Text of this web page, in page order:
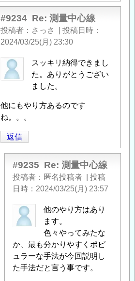
#9234 Re: 測量中心線
投稿者 さっさ
投稿日時
2024/03/25(月) 23:30
匿
名
者
に
よ
る
「Re:
スッキリ納得できまし
た。ありがとうござい
ました。
他にもやり方あるのです
ね。。。
返信
#9235 Re: 測量中心線
投稿者 匿名投稿者
投稿
日時
2024/03/25(月) 23:57
soyusa
に
る
「 Re:
測
他のやり方はあり
ます。
色々やってみたな
か、最も分かりやすくポピ
ュラーな手法が今回説明し
た手法だと言う事です。